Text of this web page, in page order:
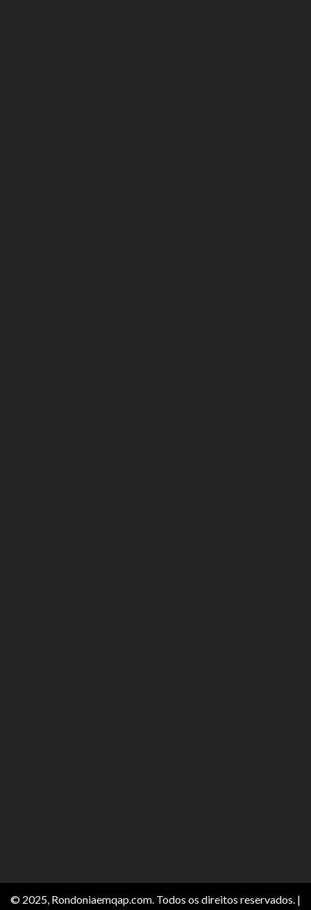
© 2025, Rondoniaemqap.com. Todos os direitos reservados. |